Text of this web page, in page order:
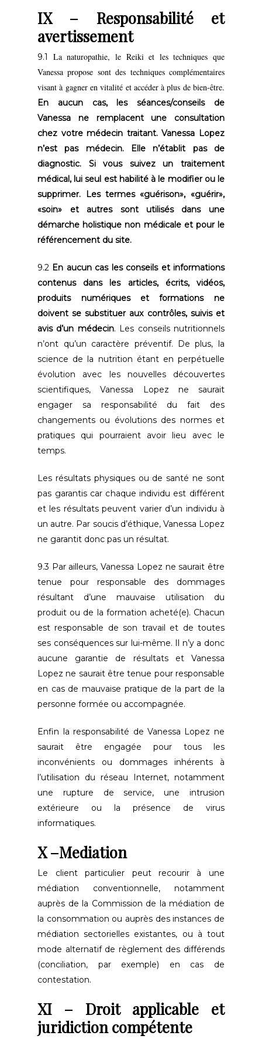
IX – Responsabilité et
avertissement
9.1 La naturopathie, le Reiki et les techniques que
Vanessa propose sont des techniques complémentaires
visant à gagner en vitalité et accéder à plus de bien-être.
En aucun cas, les séances/conseils de
Vanessa ne remplacent une consultation
chez votre médecin traitant. Vanessa Lopez
n’est pas médecin. Elle n’établit pas de
diagnostic. Si vous suivez un traitement
médical, lui seul est habilité à le modifier ou le
supprimer. Les termes «guérison», «guérir»,
«soin» et autres sont utilisés dans une
démarche holistique non médicale et pour le
référencement du site.
9.2 En aucun cas les conseils et informations
contenus dans les articles, écrits, vidéos,
produits numériques et formations ne
doivent se substituer aux contrôles, suivis et
avis d’un médecin. Les conseils nutritionnels
n’ont qu’un caractère préventif. De plus, la
science de la nutrition étant en perpétuelle
évolution avec les nouvelles découvertes
scientifiques, Vanessa Lopez ne saurait
engager sa responsabilité du fait des
changements ou évolutions des normes et
pratiques qui pourraient avoir lieu avec le
temps.
Les résultats physiques ou de santé ne sont
pas garantis car chaque individu est différent
et les résultats peuvent varier d’un individu à
un autre. Par soucis d’éthique, Vanessa Lopez
ne garantit donc pas un résultat.
9.3 Par ailleurs, Vanessa Lopez ne saurait être
tenue pour responsable des dommages
résultant d’une mauvaise utilisation du
produit ou de la formation acheté(e). Chacun
est responsable de son travail et de toutes
ses conséquences sur lui-même. Il n’y a donc
aucune garantie de résultats et Vanessa
Lopez ne saurait être tenue pour responsable
en cas de mauvaise pratique de la part de la
personne formée ou accompagnée.
Enfin la responsabilité de Vanessa Lopez ne
saurait être engagée pour tous les
inconvénients ou dommages inhérents à
l’utilisation du réseau Internet, notamment
une rupture de service, une intrusion
extérieure ou la présence de virus
informatiques.
X –Mediation
Le client particulier peut recourir à une
médiation conventionnelle, notamment
auprès de la Commission de la médiation de
la consommation ou auprès des instances de
médiation sectorielles existantes, ou à tout
mode alternatif de règlement des différends
(conciliation, par exemple) en cas de
contestation.
XI – Droit applicable et
juridiction compétente